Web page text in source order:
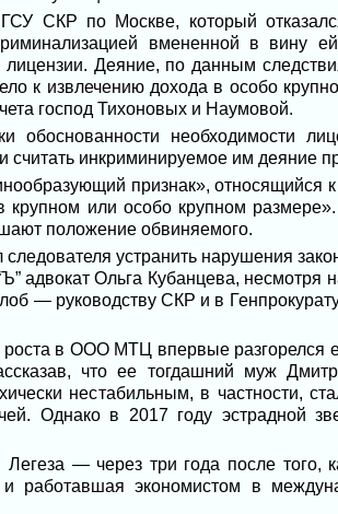
СКР по Москве, который
вмененной в вину
лицензии. Деяние, по данным
к извлечению дохода в особо
господ Тихоновых и Наумовой.
необходимости
считать инкриминируемое им деяние
признак», относящийся
крупном или особо крупном
положение обвиняемого.
устранить нарушения
адвокат Ольга Кубанцева, несмотря
— руководству СКР и в
в ООО МТЦ впервые разгорелся
что ее тогдашний муж
нестабильным, в частности,
Однако в 2017 году эстрадной
— через три года после того,
экономистом в